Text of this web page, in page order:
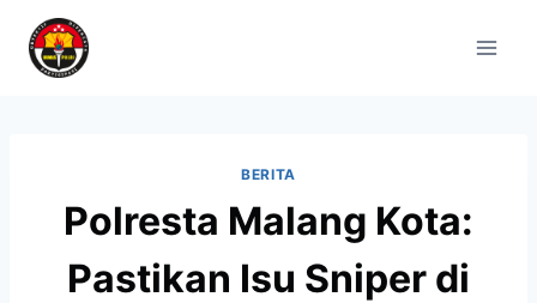
BERITA
Polresta Malang Kota:
Pastikan Isu Sniper di